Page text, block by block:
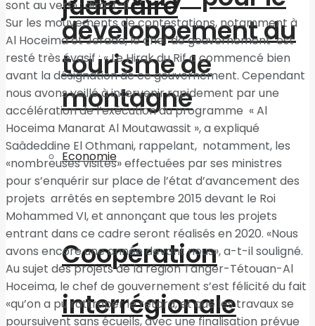
développement du
tourisme de
montagne
Economie
Coopération
interrégionale
sont au vert» ; dira-t-il.
Sur les mouvements de contestations, notamment à
Al Hoceima et Jerada, le chef de gouvernement est
resté très évasif : « Le Hirak du Rif a commencé bien
avant la désignation de ce gouvernement. Cependant
nous avons veillé à intervenir rapidement par une
accélération de l’exécution du programme « Al
Hoceima Manarat Al Moutawassit », a expliqué
Saâdeddine El Othmani, rappelant, notamment, les
«nombreuses visites» effectuées par ses ministres
pour s’enquérir sur place de l’état d’avancement des
projets arrêtés en septembre 2015 devant le Roi
Mohammed VI, et annonçant que tous les projets
entrant dans ce cadre seront réalisés en 2020. «Nous
avons encore une année devant nous», a-t-il souligné.
Au sujet des projets de la région Tanger-Tétouan-Al
Hoceima, le chef de gouvernement s’est félicité du fait
«qu’on a pu rattraper le retard, et que les travaux se
poursuivent sans écueils, avec une finalisation prévue